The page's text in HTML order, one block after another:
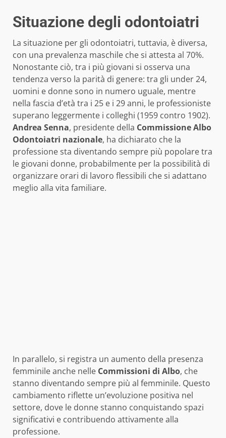
Situazione degli odontoiatri
La situazione per gli odontoiatri, tuttavia, è diversa,
con una prevalenza maschile che si attesta al 70%.
Nonostante ciò, tra i più giovani si osserva una
tendenza verso la parità di genere: tra gli under 24,
uomini e donne sono in numero uguale, mentre
nella fascia d’età tra i 25 e i 29 anni, le professioniste
superano leggermente i colleghi (1959 contro 1902).
Andrea Senna, presidente della Commissione Albo
Odontoiatri nazionale, ha dichiarato che la
professione sta diventando sempre più popolare tra
le giovani donne, probabilmente per la possibilità di
organizzare orari di lavoro flessibili che si adattano
meglio alla vita familiare.
In parallelo, si registra un aumento della presenza
femminile anche nelle Commissioni di Albo, che
stanno diventando sempre più al femminile. Questo
cambiamento riflette un’evoluzione positiva nel
settore, dove le donne stanno conquistando spazi
significativi e contribuendo attivamente alla
professione.